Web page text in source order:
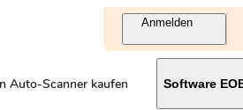
Anmelden
Auto-Scanner kaufen Software